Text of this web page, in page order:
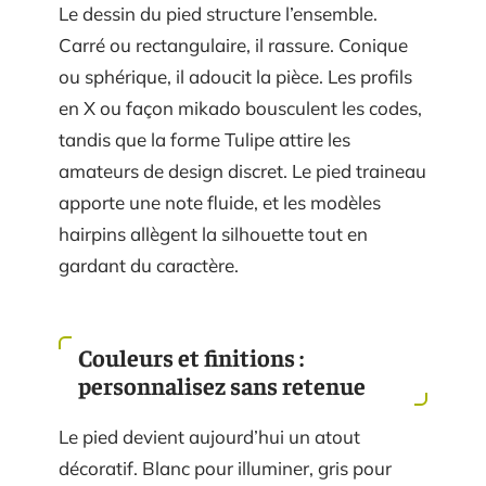
Le dessin du pied structure l’ensemble.
Carré ou rectangulaire, il rassure. Conique
ou sphérique, il adoucit la pièce. Les profils
en X ou façon mikado bousculent les codes,
tandis que la forme Tulipe attire les
amateurs de design discret. Le pied traineau
apporte une note fluide, et les modèles
hairpins allègent la silhouette tout en
gardant du caractère.
Couleurs et finitions :
personnalisez sans retenue
Le pied devient aujourd’hui un atout
décoratif. Blanc pour illuminer, gris pour